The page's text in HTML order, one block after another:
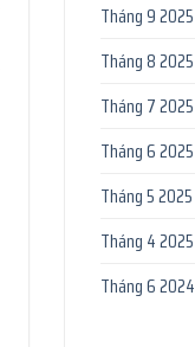
Tháng 9 2025
Tháng 8 2025
Tháng 7 2025
Tháng 6 2025
Tháng 5 2025
Tháng 4 2025
Tháng 6 2024